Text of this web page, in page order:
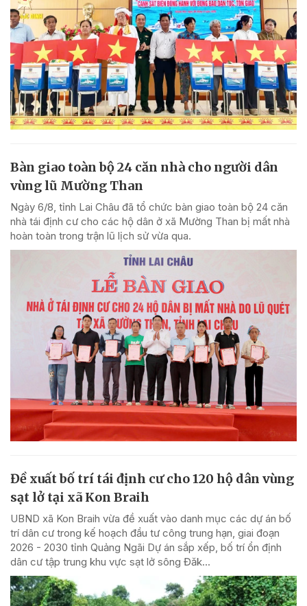
Bàn giao toàn bộ 24 căn nhà cho người dân
vùng lũ Mường Than
Ngày 6/8, tỉnh Lai Châu đã tổ chức bàn giao toàn bộ 24 căn
nhà tái định cư cho các hộ dân ở xã Mường Than bị mất nhà
hoàn toàn trong trận lũ lịch sử vừa qua.
Đề xuất bố trí tái định cư cho 120 hộ dân vùng
sạt lở tại xã Kon Braih
UBND xã Kon Braih vừa đề xuất vào danh mục các dự án bố
trí dân cư trong kế hoạch đầu tư công trung hạn, giai đoạn
2026 - 2030 tỉnh Quảng Ngãi Dự án sắp xếp, bố trí ổn định
dân cư tập trung khu vực sạt lở sông Đăk...